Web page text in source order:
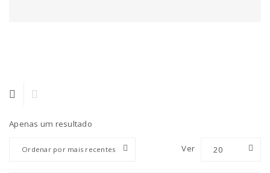
Apenas um resultado
Ordenar por mais recentes Ver 20